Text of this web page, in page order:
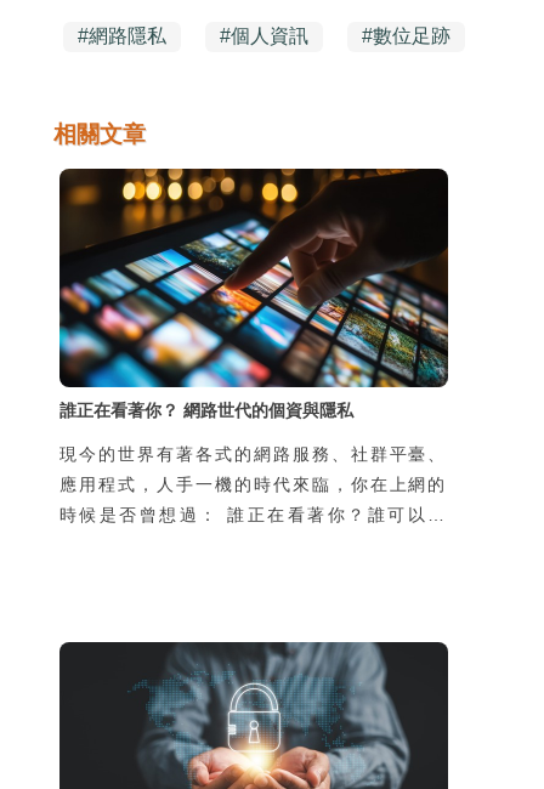
#網路隱私 #個人資訊 #數位足跡
相關文章
誰正在看著你？ 網路世代的個資與隱私
現今的世界有著各式的網路服務、社群平臺、
應用程式，人手一機的時代來臨，你在上網的
時候是否曾想過： 誰正在看著你？誰可以看
做什麼？別人拿到你的個人資料會對你造成什
麼影響？